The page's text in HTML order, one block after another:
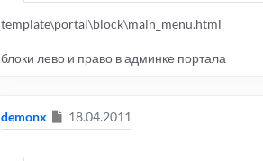
template\portal\block\main_menu.html
блоки лево и право в админке портала
demonx Сообщение
18.04.2011